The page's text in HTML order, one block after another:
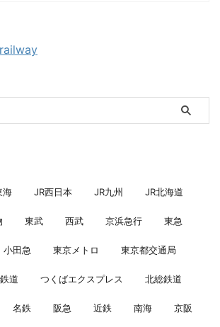
海 JR西日本 JR九州 JR北海道
東武 西武 京浜急行 東急
小田急 東京メトロ 東京都交通局
道 つくばエクスプレス 北総鉄道
名鉄 阪急 近鉄 南海 京阪